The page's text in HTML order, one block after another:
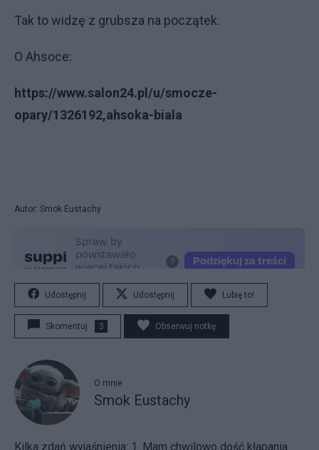
Tak to widzę z grubsza na początek.
O Ahsoce:
https://www.salon24.pl/u/smocze-
opary/1326192,ahsoka-biala
Autor: Smok Eustachy
Udostępnij Udostępnij Lubię to!
Skomentuj 3 Obserwuj notkę
O mnie
Smok Eustachy
Kilka zdań wyjaśnienia: 1. Mam chwilowo dość kłapania